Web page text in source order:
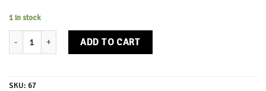
1 in stock
Gramófono hexagonal "His master's voice" quantity
ADD TO CART
SKU: 67